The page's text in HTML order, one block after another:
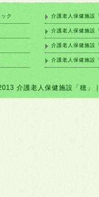
ク 介護老人保健施設
介護老人保健施設
介護老人保健施設
介護老人保健施設
介護老人保健施設「穂